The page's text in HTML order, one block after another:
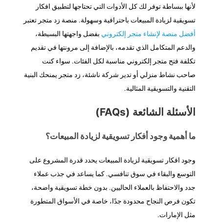
لأنها ببساطة توفر لك كل الأدوات التي تحتاجها لتطبيق افكار
تسويقية لزيادة المبيعات باحترافية وسهولة. منصة زد متجر تعتبر
أفضل منصة لإنشاء متجر إلكتروني بفضل واجهتها البسيطة،
والدعم المتكامل الذي تقدمه، بالإضافة إلى مرونتها في تقديم
تكلفة فتح متجر إلكتروني مناسبة لكل الفئات. سواء كنت
صاحب نشاط منزلي أو تدير شركة ناشئة، زد متجر يمنحك البنية
التقنية والتسويقية المثالية.
الأسئلة الشائعة (FAQs)
ما أهمية وجود أفكار تسويقية لزيادة المبيعات؟
وجود افكار تسويقية لزيادة المبيعات يحدد قدرة المشروع على
التوسع والبقاء في سوق تنافسي. كما يساعد في جذب عملاء
جدد والاحتفاظ بالعملاء الحاليين. بدون خطة تسويقية واضحة،
تكون فرص النجاح محدودة جدًا، خاصة في الأسواق المتطورة
مثل الإمارات.